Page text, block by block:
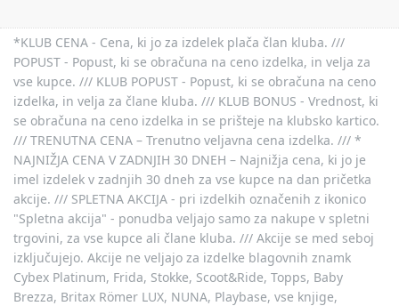
*KLUB CENA - Cena, ki jo za izdelek plača član kluba. ///
POPUST - Popust, ki se obračuna na ceno izdelka, in velja za
vse kupce. /// KLUB POPUST - Popust, ki se obračuna na ceno
izdelka, in velja za člane kluba. /// KLUB BONUS - Vrednost, ki
se obračuna na ceno izdelka in se prišteje na klubsko kartico.
/// TRENUTNA CENA – Trenutno veljavna cena izdelka. /// *
NAJNIŽJA CENA V ZADNJIH 30 DNEH – Najnižja cena, ki jo je
imel izdelek v zadnjih 30 dneh za vse kupce na dan pričetka
akcije. /// SPLETNA AKCIJA - pri izdelkih označenih z ikonico
"Spletna akcija" - ponudba veljajo samo za nakupe v spletni
trgovini, za vse kupce ali člane kluba. /// Akcije se med seboj
izključujejo. Akcije ne veljajo za izdelke blagovnih znamk
Cybex Platinum, Frida, Stokke, Scoot&Ride, Topps, Baby
Brezza, Britax Römer LUX, NUNA, Playbase, vse knjige,